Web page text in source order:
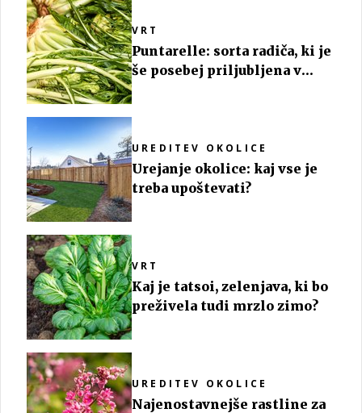
VRT
Puntarelle: sorta radiča, ki je
še posebej priljubljena v
UREDITEV OKOLICE
Urejanje okolice: kaj vse je
treba upoštevati?
VRT
Kaj je tatsoi, zelenjava, ki bo
preživela tudi mrzlo zimo?
UREDITEV OKOLICE
Najenostavnejše rastline za